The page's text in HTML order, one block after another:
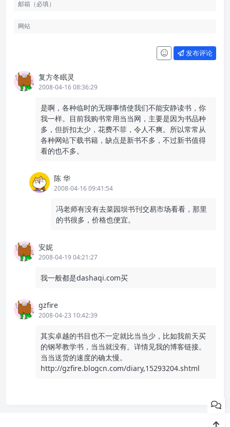
发布评论
复方冬眠灵
2008-04-16 08:36:29
是啊，各种临时的无聊事情使我们不能安静读书，你
我一样。目前我购书常用当当网，主要是因为书品种
多，但折扣太少，花费不菲，令人不爽。所以常常从
各种网站下载书籍，缺点是新书不多，不过新书值得
看的也不多。
陈 华
2008-04-16 09:41:54
冯老师有没有去菜园坝书刊交易市场看看，那里
的书很多，价格也便宜。
安妮
2008-04-19 04:21:27
我一般都是dashaqi.com买
gzfire
2008-04-23 10:42:39
其实卓越的书目也不一定就比当当少，比如我前天买
的钢琴教学书，当当就没有。详情见我的博客链接。
当当送货的速度的确太慢。
http://gzfire.blogcn.com/diary,15293204.shtml